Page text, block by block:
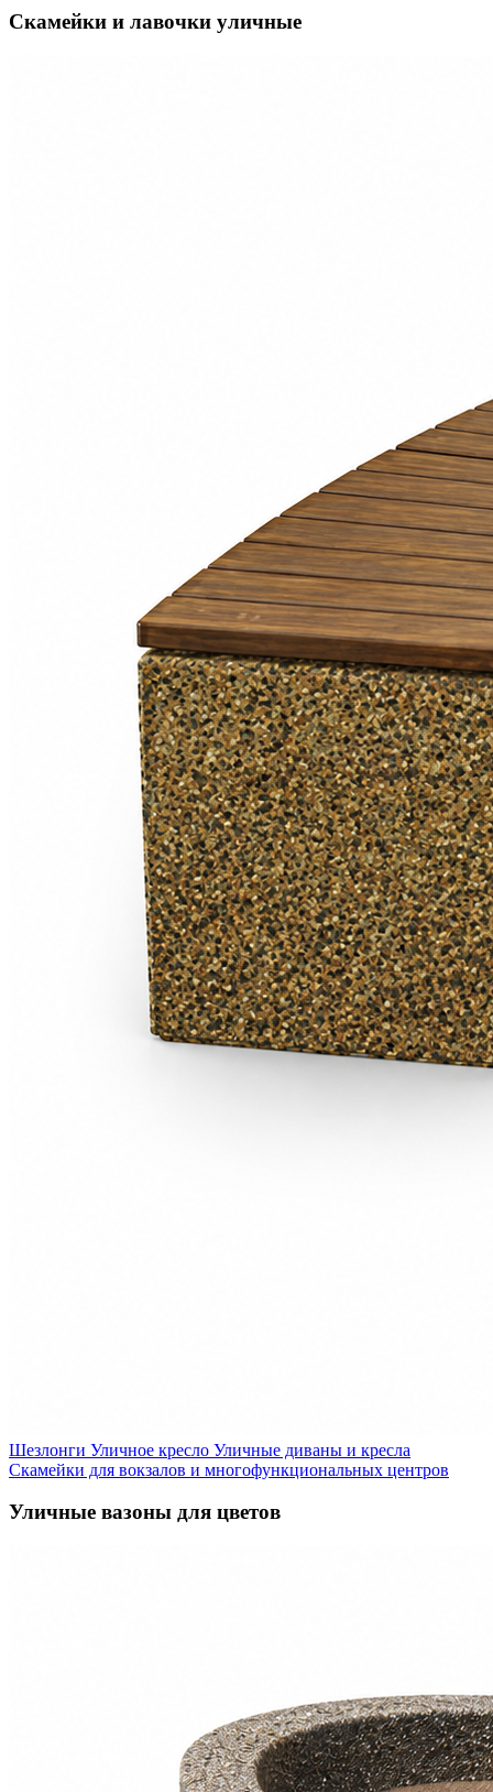
Скамейки и лавочки уличные
Шезлонги Уличное кресло Уличные диваны и кресла
Скамейки для вокзалов и многофункциональных центров
Уличные вазоны для цветов